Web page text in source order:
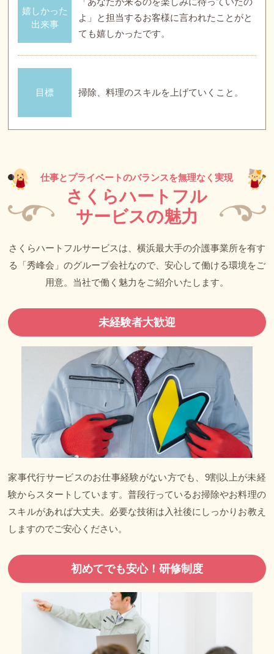
嬉しかった
出来事
よ」と担当するお客様に言われたことがと
ても嬉しかったです。
目標 掃除、料理のスキルを上げていくこと。
仕事とプライベートのバランスを無理なく実現
さくらハートフル
サービスの魅力
さくらハートフルサービスは、横浜最大手の介護事業所を有す
る「秀峰会」のグループ会社なので、安心して働ける環境をご
用意。当社で働く魅力をご紹介いたします。
未経験者大歓迎
家事代行サービスのお仕事経験がない方でも、9割以上が未経
験からスタートしています。普段行っているお掃除やお料理の
スキルがあれば大丈夫。必要な技術は入社後にしっかりお教え
しますのでご安心ください。
初めてでも安心！研修制度